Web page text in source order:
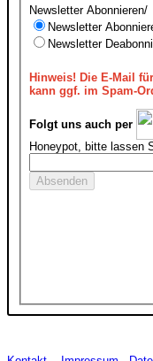
Newsletter Abonnieren/
Newsletter
Newsletter
Hinweis! Die E-Mail
kann ggf. im Spam-
Folgt uns auch per
Honeypot, bitte lassen